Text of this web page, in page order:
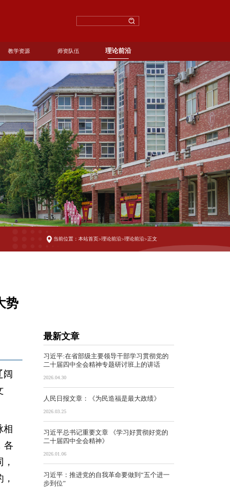
教学资源
中国特色社会主义思想概论
国特色社会主义理论体系概论
形势与政策
国家安全教育
心理健康教育
业发展与就业指导
创新创业教育
师资队伍 理论前沿
理论前沿
当前位置：本站首页>理论前沿>理论前沿>正文
势
阔
相
各
最新文章
习近平:在省部级主要领导干部学习贯彻党的
二十届四中全会精神专题研讨班上的讲话
2026.04.30
人民日报文章：《为民造福是最大政绩》
2026.03.25
习近平总书记重要文章 《学习好贯彻好党的
二十届四中全会精神》
2026.01.06
习近平：推进党的自我革命要做到“五个进一
步到位”